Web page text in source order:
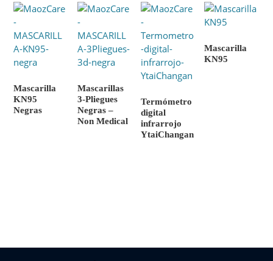
Mascarilla
KN95
Negras
Mascarillas
3-Pliegues
Negras –
Non Medical
Termómetro
digital
infrarrojo
YtaiChangan
Mascarilla
KN95